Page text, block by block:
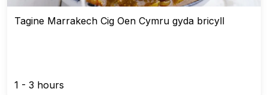
Tagine Marrakech Cig Oen Cymru gyda bricyll
1 - 3 hours